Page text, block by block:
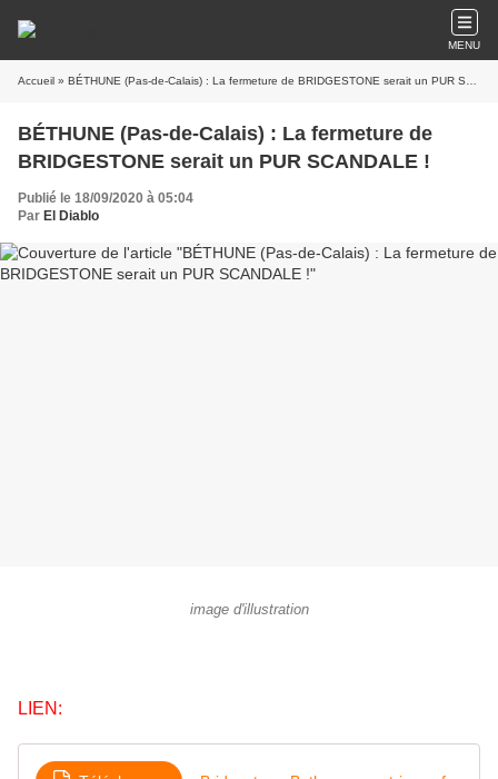
MENU
Accueil » BÉTHUNE (Pas-de-Calais) : La fermeture de BRIDGESTONE serait un PUR SCANDALE !
BÉTHUNE (Pas-de-Calais) : La fermeture de
BRIDGESTONE serait un PUR SCANDALE !
Publié le 18/09/2020 à 05:04
Par El Diablo
image d'illustration
LIEN: